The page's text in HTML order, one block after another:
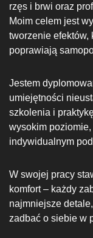
rzęs i brwi oraz
Moim celem jest
tworzenie efektów,
poprawiają
Jestem
umiejętności
szkolenia i
wysokim
indywidualnym
W swojej pracy
komfort – każdy
najmniejsze
zadbać o siebie w